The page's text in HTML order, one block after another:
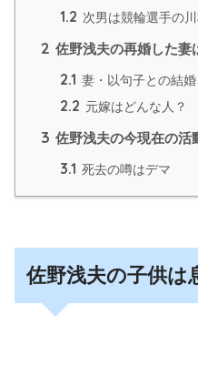
1.2 次男は競輪選手の
2 佐野浅夫の再婚した妻
2.1 妻・以句子との結
2.2 元嫁はどんな人？
3 佐野浅夫の今現在の活
3.1 死去の噂はデマ
佐野浅夫の子供は